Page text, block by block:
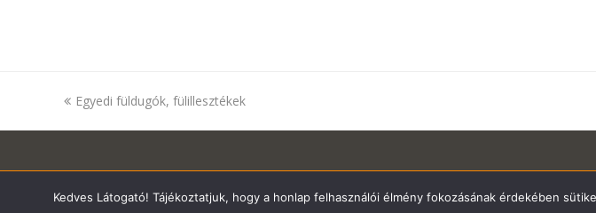
previous
Egyedi füldugók, fülillesztékek
Copyrighthallasfokhu
Kedves Látogató! Tájékoztatjuk, hogy a honlap felhasználói élmény fokozásának érdekében